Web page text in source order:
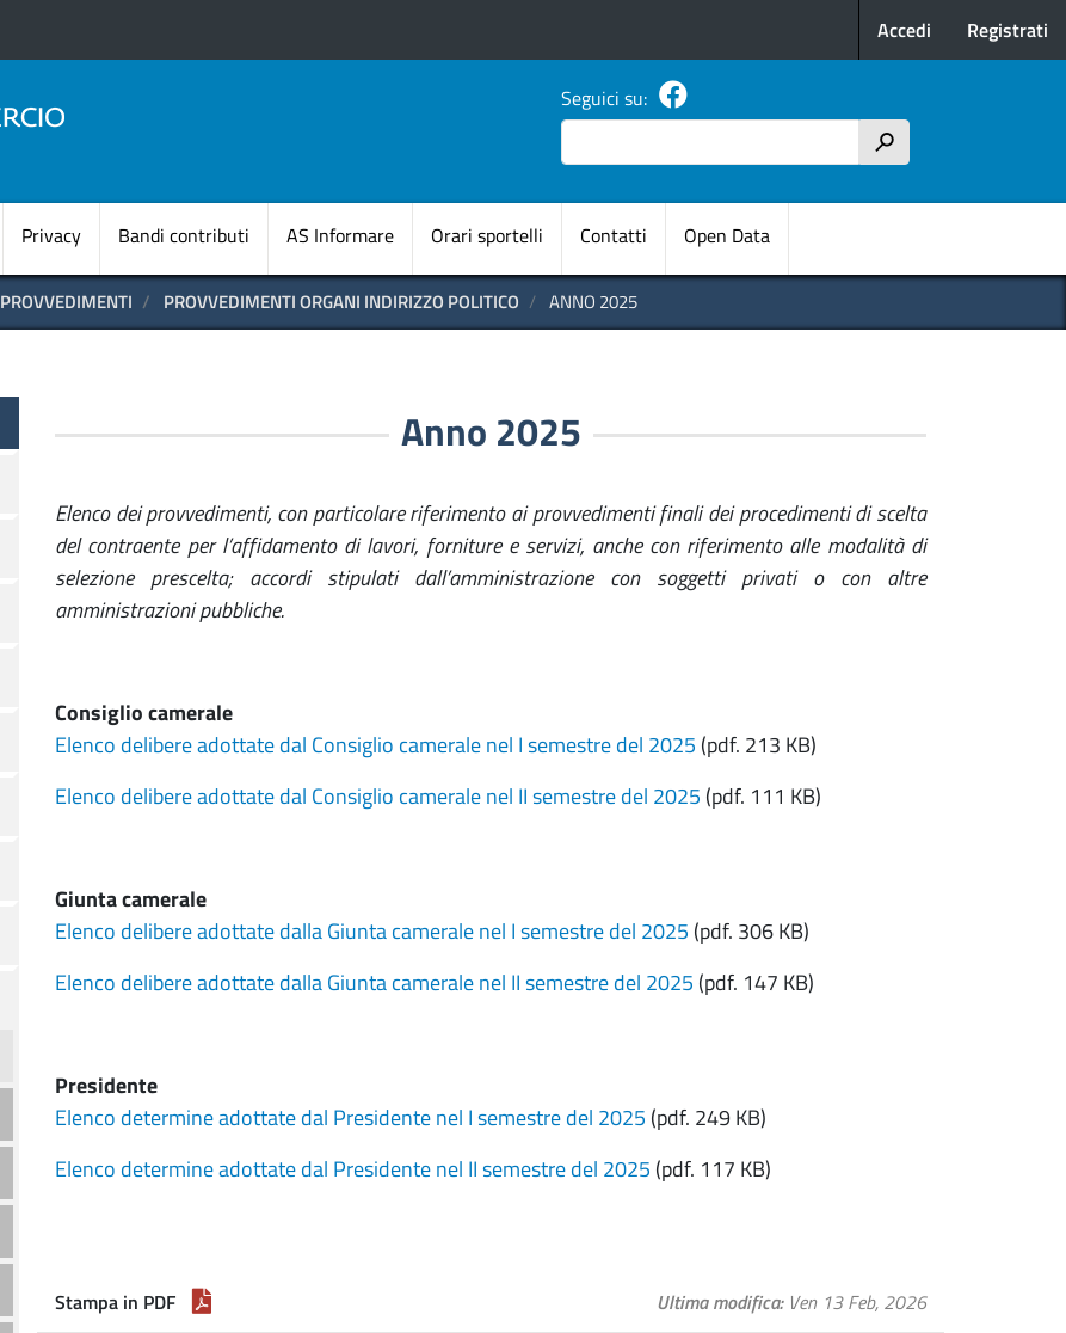
Menu profilo
Accedi Registrati
Seguici su:
Cerca
h
Navigazione principale
Privacy Bandi contributi AS Informare Orari sportelli Contatti Open Data
PROVVEDIMENTI PROVVEDIMENTI ORGANI INDIRIZZO POLITICO ANNO 2025
Anno 2025
Elenco dei provvedimenti, con particolare riferimento ai provvedimenti finali dei procedimenti di scelta
del contraente per l’affidamento di lavori, forniture e servizi, anche con riferimento alle modalità di
selezione prescelta; accordi stipulati dall’amministrazione con soggetti privati o con altre
amministrazioni pubbliche.
Consiglio camerale
Elenco delibere adottate dal Consiglio camerale nel I semestre del 2025 (pdf. 213 KB)
Elenco delibere adottate dal Consiglio camerale nel II semestre del 2025 (pdf. 111 KB)
Giunta camerale
Elenco delibere adottate dalla Giunta camerale nel I semestre del 2025 (pdf. 306 KB)
Elenco delibere adottate dalla Giunta camerale nel II semestre del 2025 (pdf. 147 KB)
Presidente
Elenco determine adottate dal Presidente nel I semestre del 2025 (pdf. 249 KB)
Elenco determine adottate dal Presidente nel II semestre del 2025 (pdf. 117 KB)
Stampa in PDF Ultima modifica Ven 13 Feb, 2026